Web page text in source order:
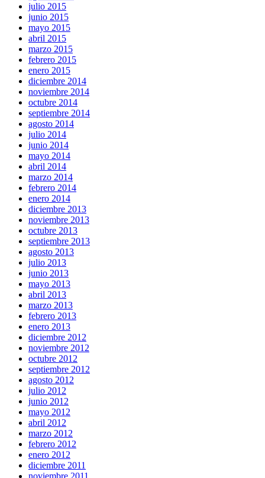
julio 2015
junio 2015
mayo 2015
abril 2015
marzo 2015
febrero 2015
enero 2015
diciembre 2014
noviembre 2014
octubre 2014
septiembre 2014
agosto 2014
julio 2014
junio 2014
mayo 2014
abril 2014
marzo 2014
febrero 2014
enero 2014
diciembre 2013
noviembre 2013
octubre 2013
septiembre 2013
agosto 2013
julio 2013
junio 2013
mayo 2013
abril 2013
marzo 2013
febrero 2013
enero 2013
diciembre 2012
noviembre 2012
octubre 2012
septiembre 2012
agosto 2012
julio 2012
junio 2012
mayo 2012
abril 2012
marzo 2012
febrero 2012
enero 2012
diciembre 2011